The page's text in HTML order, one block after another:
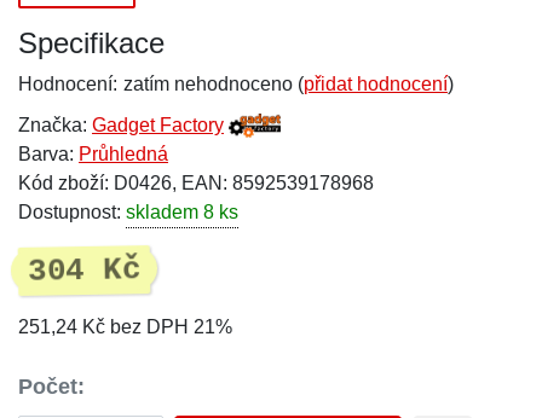
Specifikace
Hodnocení: zatím nehodnoceno (přidat hodnocení)
Značka: Gadget Factory
Barva: Průhledná
Kód zboží: D0426, EAN: 8592539178968
Dostupnost: skladem 8 ks
304 Kč
251,24 Kč bez DPH 21%
Počet: